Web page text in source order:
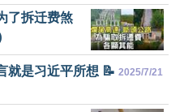
了拆迁费煞
就是习近平所想 📝 2025/7/21